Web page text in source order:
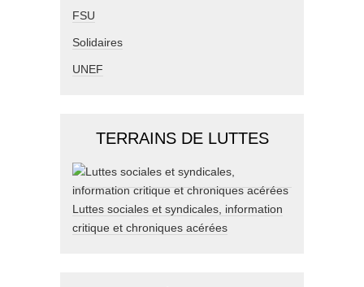
FSU
Solidaires
UNEF
TERRAINS DE LUTTES
Luttes sociales et syndicales, information
critique et chroniques acérées